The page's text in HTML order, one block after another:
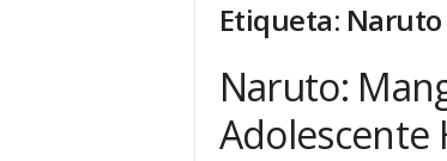
Etiqueta: Naruto
Naruto:
Adolescente